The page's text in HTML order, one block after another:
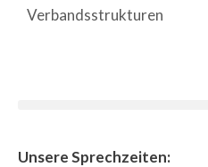
Verbandsstrukturen
Unsere Sprechzeiten: